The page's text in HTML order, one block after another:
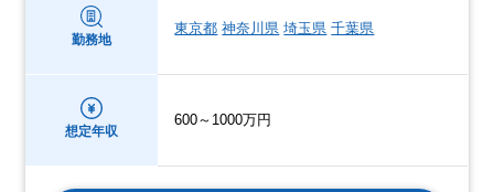
勤務地
東京都 神奈川県 埼玉県 千葉県
想定年収
600～1000万円